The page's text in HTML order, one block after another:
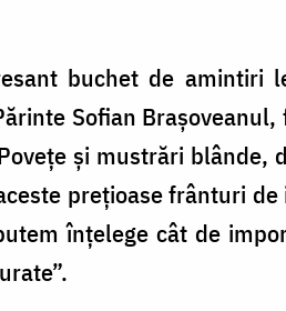
buchet de amintiri
Sofian
și mustrări
prețioase frânturi
înțelege cât de